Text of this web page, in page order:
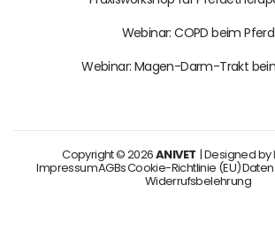
Webinar: COPD beim Pferd
Webinar: Magen-Darm-Trakt
Copyright © 2026ANIVET | Designed by
ImpressumAGBsCookie-Richtlinie (EU)
Widerrufsbelehrung